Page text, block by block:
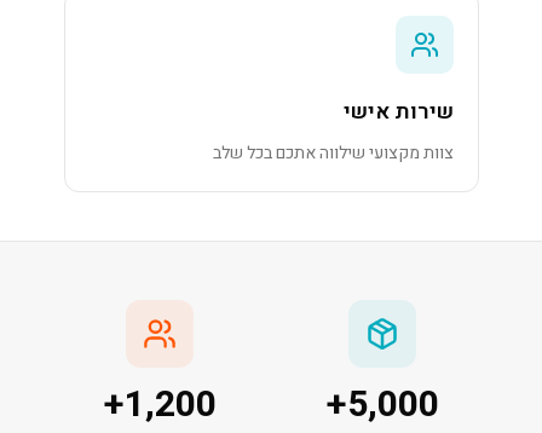
שירות אישי
צוות מקצועי שילווה אתכם בכל שלב
5,000
+
1,200
+